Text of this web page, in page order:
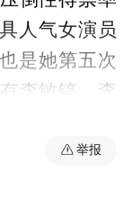
人气女演员
是她第五次
李敏镐、李
女演员，连
合性大奖上
应了那句“有
举报